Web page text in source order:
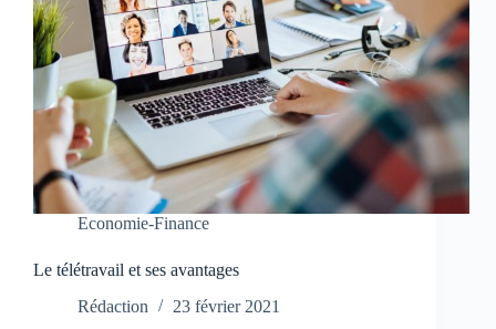
Economie-Finance
Le télétravail et ses avantages
Rédaction
23 février 2021